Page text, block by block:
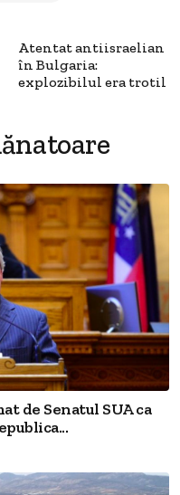
Atentat antiisraelian
în Bulgaria:
explozibilul era trotil
de Senatul SUA ca